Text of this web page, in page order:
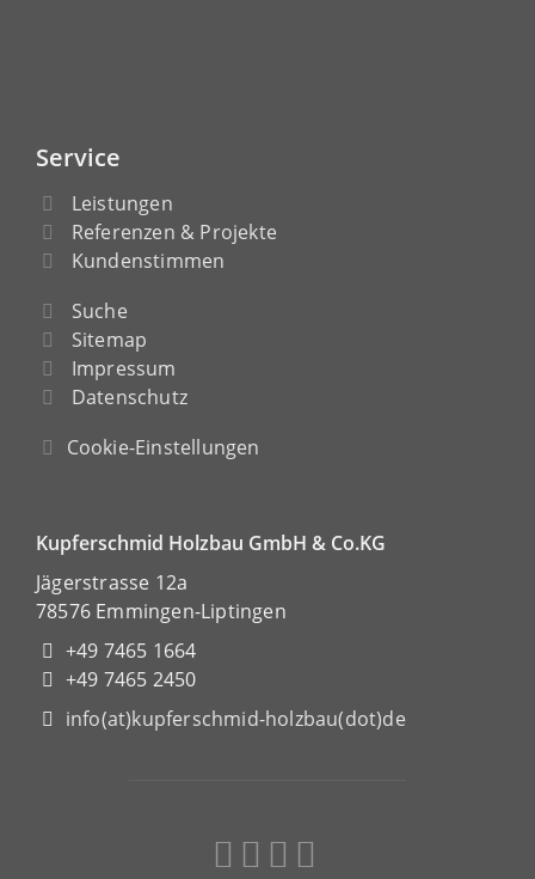
Service
Leistungen
Referenzen & Projekte
Kundenstimmen
Suche
Sitemap
Impressum
Datenschutz
Cookie-Einstellungen
Kupferschmid Holzbau GmbH & Co.KG
Jägerstrasse 12a
78576 Emmingen-Liptingen
+49 7465 1664
+49 7465 2450
info(at)kupferschmid-holzbau(dot)de